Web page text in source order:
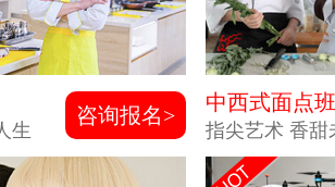
生
咨询报名>
中西式面点班
指尖艺术 香甜